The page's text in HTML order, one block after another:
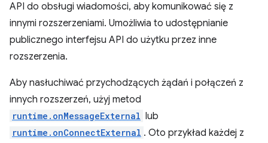
API do obsługi wiadomości, aby komunikować się z
innymi rozszerzeniami. Umożliwia to udostępnianie
publicznego interfejsu API do użytku przez inne
rozszerzenia.
Aby nasłuchiwać przychodzących żądań i połączeń z
innych rozszerzeń, użyj metod
runtime.onMessageExternal lub
runtime.onConnectExternal . Oto przykład każdej z